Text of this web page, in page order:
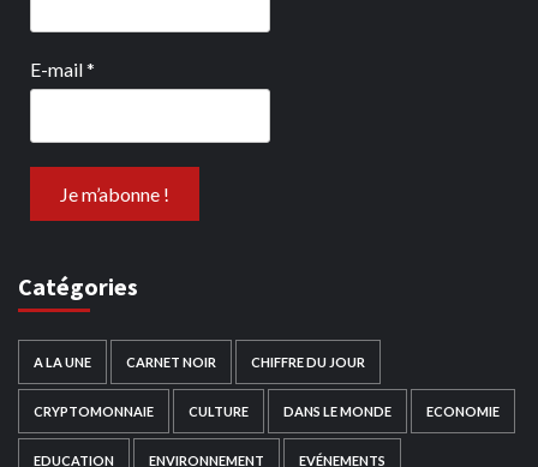
E-mail*
Catégories
A LA UNE CARNET NOIR CHIFFRE DU JOUR
CRYPTOMONNAIE CULTURE DANS LE MONDE ECONOMIE
EDUCATION ENVIRONNEMENT EVÉNEMENTS